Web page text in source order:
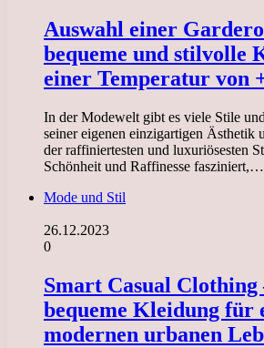
Auswahl einer
bequeme und stilvolle
einer Temperatur von
In der Modewelt gibt es viele Stile
seiner eigenen einzigartigen Ästhetik
der raffiniertesten und luxuriösesten
Schönheit und Raffinesse fasziniert,…
Mode und Stil
26.12.2023
0
Smart Casual
bequeme Kleidung für
modernen urbanen